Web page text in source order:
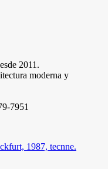
2011.
moderna y
7951